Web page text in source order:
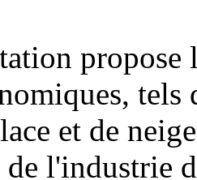
propose
et de
de l'industrie